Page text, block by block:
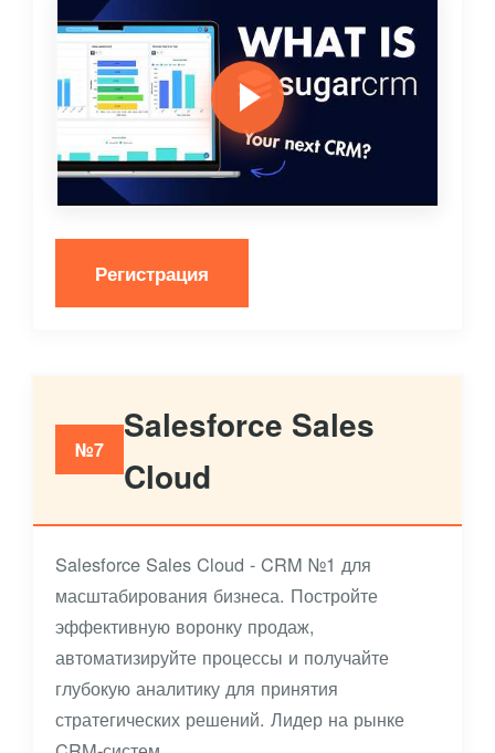
Регистрация
№7
Salesforce Sales
Cloud
Salesforce Sales Cloud - CRM №1 для
масштабирования бизнеса. Постройте
эффективную воронку продаж,
автоматизируйте процессы и получайте
глубокую аналитику для принятия
стратегических решений. Лидер на рынке